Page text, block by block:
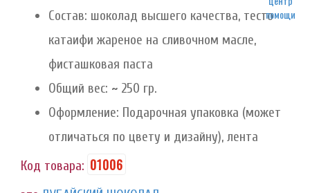
Состав: шоколад высшего качества, тесто
катаифи жареное на сливочном масле,
фисташковая паста
Общий вес: ~ 250 гр.
Оформление: Подарочная упаковка (может
отличаться по цвету и дизайну), лента
Код товара: 01006